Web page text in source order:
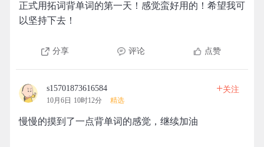
正式用拓词背单词的第一天！感觉蛮好用的！希望我可
以坚持下去！
分享 评论 点赞
s15701873616584
10月6日 10时12分 精选
+关注
慢慢的摸到了一点背单词的感觉，继续加油